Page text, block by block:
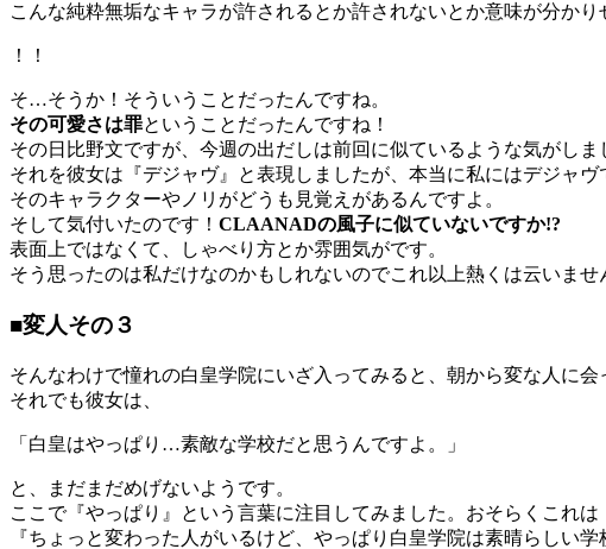
こんな純粋無垢なキャラが許されるとか許されないとか意味が分かり
！！
そ…そうか！そういうことだったんですね。
その可愛さは罪ということだったんですね！
その日比野文ですが、今週の出だしは前回に似ているような気がしま
それを彼女は『デジャヴ』と表現しましたが、本当に私にはデジャヴ
そのキャラクターやノリがどうも見覚えがあるんですよ。
そして気付いたのです！ CLAANADの風子に似ていないですか!?
表面上ではなくて、しゃべり方とか雰囲気がです。
そう思ったのは私だけなのかもしれないのでこれ以上熱くは云いませ
■変人その３
そんなわけで憧れの白皇学院にいざ入ってみると、朝から変な人に会
それでも彼女は、
「白皇はやっぱり…素敵な学校だと思うんですよ。」
と、まだまだめげないようです。
ここで『やっぱり』という言葉に注目してみました。おそらくこれは
『ちょっと変わった人がいるけど、やっぱり白皇学院は素晴らしい学